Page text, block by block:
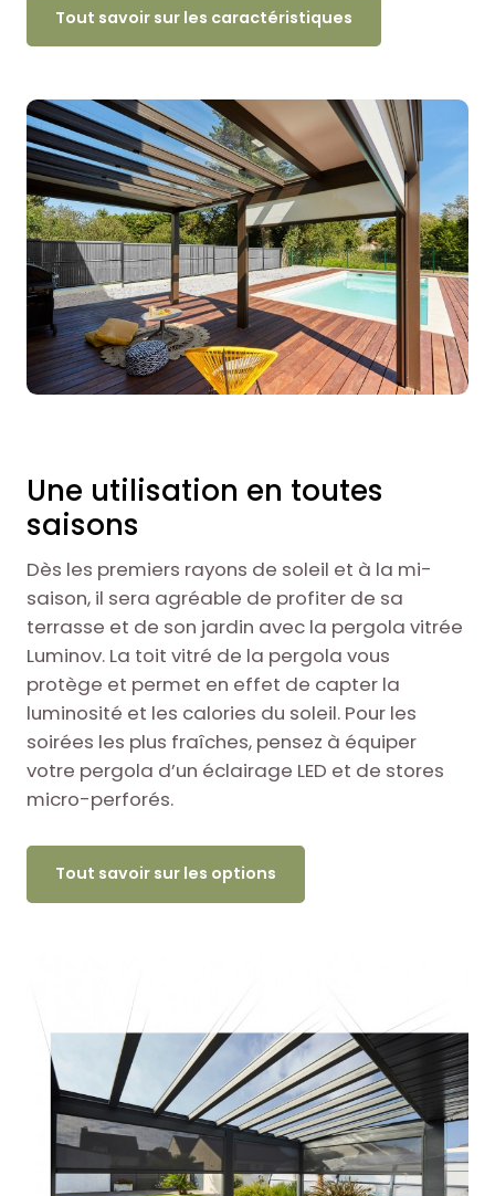
Tout savoir sur les caractéristiques
Une utilisation en toutes
saisons
Dès les premiers rayons de soleil et à la mi-
saison, il sera agréable de profiter de sa
terrasse et de son jardin avec la pergola vitrée
Luminov. La toit vitré de la pergola vous
protège et permet en effet de capter la
luminosité et les calories du soleil. Pour les
soirées les plus fraîches, pensez à équiper
votre pergola d’un éclairage LED et de stores
micro-perforés.
Tout savoir sur les options